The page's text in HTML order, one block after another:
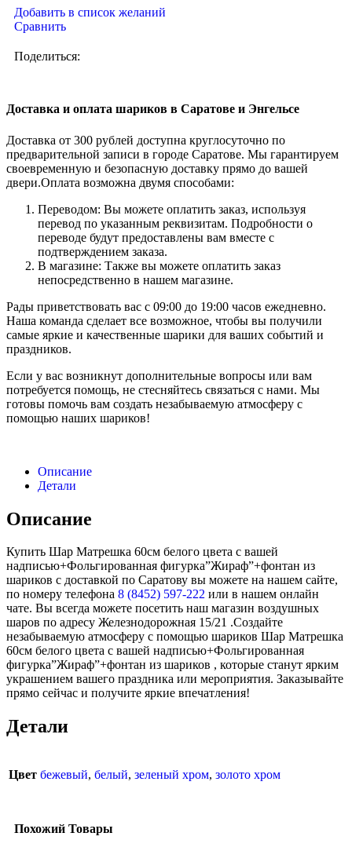
Добавить в список желаний
Сравнить
Поделиться:
Доставка и оплата шариков в Саратове и Энгельсе
Доставка от 300 рублей доступна круглосуточно по
предварительной записи в городе Саратове. Мы гарантируем
своевременную и безопасную доставку прямо до вашей
двери.Оплата возможна двумя способами:
Переводом: Вы можете оплатить заказ, используя
перевод по указанным реквизитам. Подробности о
переводе будут предоставлены вам вместе с
подтверждением заказа.
В магазине: Также вы можете оплатить заказ
непосредственно в нашем магазине.
Рады приветствовать вас с 09:00 до 19:00 часов ежедневно.
Наша команда сделает все возможное, чтобы вы получили
самые яркие и качественные шарики для ваших событий и
праздников.
Если у вас возникнут дополнительные вопросы или вам
потребуется помощь, не стесняйтесь связаться с нами. Мы
готовы помочь вам создать незабываемую атмосферу с
помощью наших шариков!
Описание
Детали
Описание
Купить Шар Матрешка 60см белого цвета с вашей
надписью+Фольгированная фигурка”Жираф”+фонтан из
шариков с доставкой по Саратову вы можете на нашем сайте,
по номеру телефона 8 (8452) 597-222 или в нашем онлайн
чате. Вы всегда можете посетить наш магазин воздушных
шаров по адресу Железнодорожная 15/21 .Создайте
незабываемую атмосферу с помощью шариков Шар Матрешка
60см белого цвета с вашей надписью+Фольгированная
фигурка”Жираф”+фонтан из шариков , которые станут ярким
украшением вашего праздника или мероприятия. Заказывайте
прямо сейчас и получите яркие впечатления!
Детали
Цвет бежевый, белый, зеленый хром, золото хром
Похожий Товары